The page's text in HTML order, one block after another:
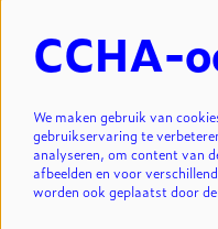
CCHA-
We maken gebruik van
gebruikservaring te
analyseren, om content van
afbeelden en voor
worden ook geplaatst door